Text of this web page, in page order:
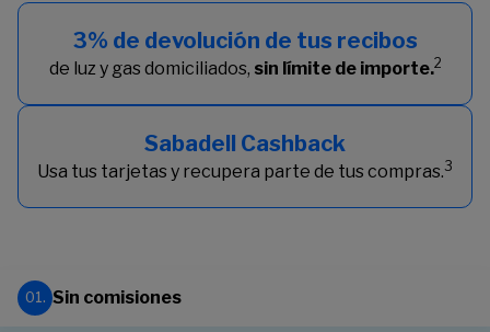
3% de devolución de tus recibos
de luz y gas domiciliados, sin límite de importe.2
Sabadell Cashback
Usa tus tarjetas y recupera parte de tus compras.3
01. Sin comisiones